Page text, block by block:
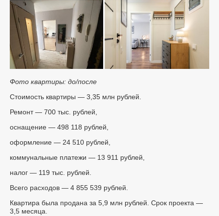
Фото квартиры: до/после
Стоимость квартиры — 3,35 млн рублей.
Ремонт — 700 тыс. рублей,
оснащение — 498 118 рублей,
оформление — 24 510 рублей,
коммунальные платежи — 13 911 рублей,
налог — 119 тыс. рублей.
Всего расходов — 4 855 539 рублей.
Квартира была продана за 5,9 млн рублей. Срок проекта —
3,5 месяца.